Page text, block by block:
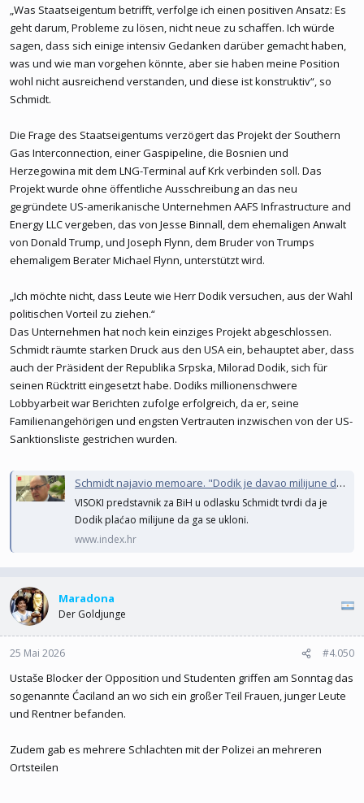
„Was Staatseigentum betrifft, verfolge ich einen positiven Ansatz: Es
geht darum, Probleme zu lösen, nicht neue zu schaffen. Ich würde
sagen, dass sich einige intensiv Gedanken darüber gemacht haben,
was und wie man vorgehen könnte, aber sie haben meine Position
wohl nicht ausreichend verstanden, und diese ist konstruktiv“, so
Schmidt.
Die Frage des Staatseigentums verzögert das Projekt der Southern
Gas Interconnection, einer Gaspipeline, die Bosnien und
Herzegowina mit dem LNG-Terminal auf Krk verbinden soll. Das
Projekt wurde ohne öffentliche Ausschreibung an das neu
gegründete US-amerikanische Unternehmen AAFS Infrastructure and
Energy LLC vergeben, das von Jesse Binnall, dem ehemaligen Anwalt
von Donald Trump, und Joseph Flynn, dem Bruder von Trumps
ehemaligem Berater Michael Flynn, unterstützt wird.
„Ich möchte nicht, dass Leute wie Herr Dodik versuchen, aus der Wahl
politischen Vorteil zu ziehen.“
Das Unternehmen hat noch kein einziges Projekt abgeschlossen.
Schmidt räumte starken Druck aus den USA ein, behauptet aber, dass
auch der Präsident der Republika Srpska, Milorad Dodik, sich für
seinen Rücktritt eingesetzt habe. Dodiks millionenschwere
Lobbyarbeit war Berichten zufolge erfolgreich, da er, seine
Familienangehörigen und engsten Vertrauten inzwischen von der US-
Sanktionsliste gestrichen wurden.
Schmidt najavio memoare. "Dodik je davao milijune da me ukloni"
VISOKI predstavnik za BiH u odlasku Schmidt tvrdi da je
Dodik plaćao milijune da ga se ukloni.
www.index.hr
Maradona
Der Goldjunge
25 Mai 2026 #4.050
Ustaše Blocker der Opposition und Studenten griffen am Sonntag das
sogenannte Ćaciland an wo sich ein großer Teil Frauen, junger Leute
und Rentner befanden.
Zudem gab es mehrere Schlachten mit der Polizei an mehreren
Ortsteilen